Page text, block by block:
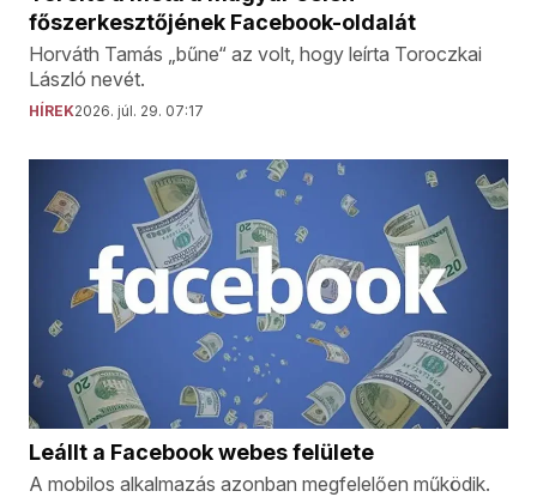
főszerkesztőjének Facebook-oldalát
Horváth Tamás „bűne“ az volt, hogy leírta Toroczkai
László nevét.
HÍREK2026. júl. 29. 07:17
Leállt a Facebook webes felülete
A mobilos alkalmazás azonban megfelelően működik.